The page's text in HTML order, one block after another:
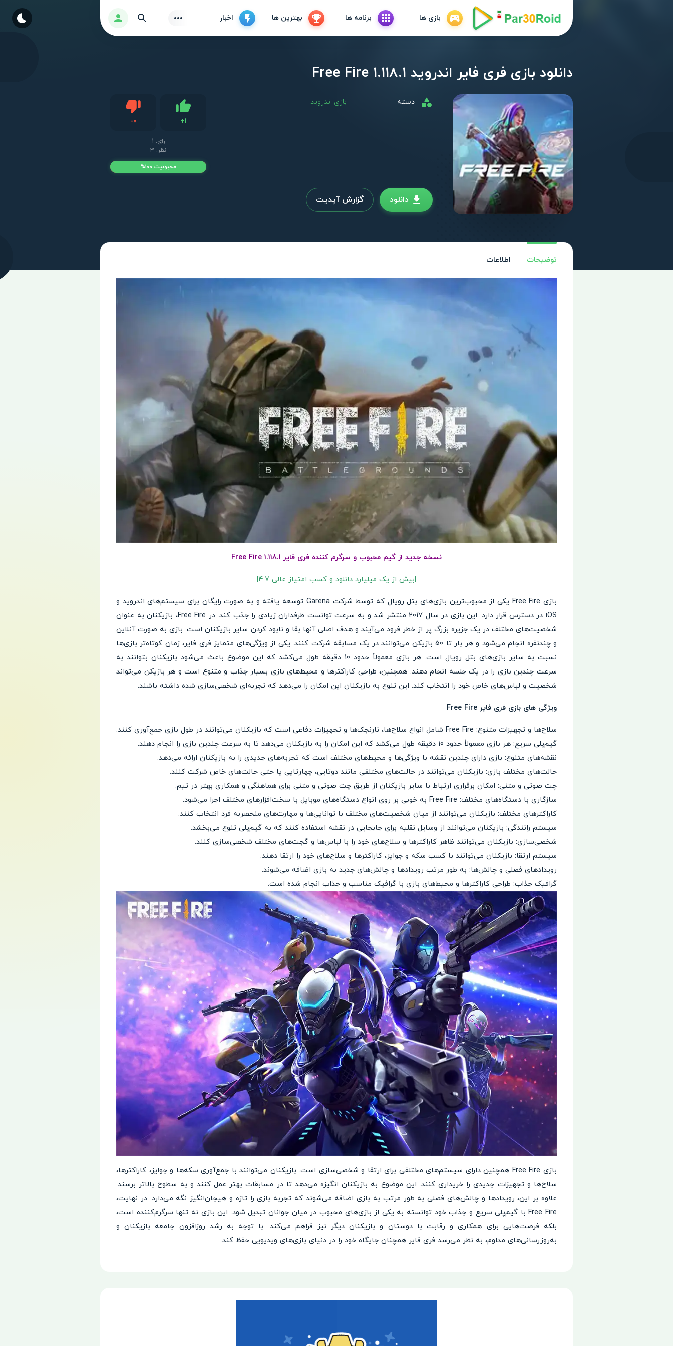
بازی ها برنامه ها بهترین ها اخبار ورود Find
دانلود بازی فری فایر اندروید Free Fire 1.118.1
دسته بازی اندروید
+1
لایک
-0دیس لایک
رای: 1
نظر: 3
محبوبیت 100%
دانلود گزارش آپدیت
توضیحات اطلاعات
نسخه جدید از گیم محبوب و سرگرم کننده فری فایر Free Fire 1.118.1
|بیش از یک میلیارد دانلود و کسب امتیاز عالی 4.7|
بازی Free Fire یکی از محبوب‌ترین بازی‌های بتل رویال که توسط شرکت Garena توسعه یافته و به صورت رایگان برای سیستم‌های اندروید و
iOS در دسترس قرار دارد. این بازی در سال 2017 منتشر شد و به سرعت توانست طرفداران زیادی را جذب کند. در Free Fire، بازیکنان به عنوان
شخصیت‌های مختلف در یک جزیره بزرگ پر از خطر فرود می‌آیند و هدف اصلی آنها بقا و نابود کردن سایر بازیکنان است. بازی به صورت آنلاین
و چندنفره انجام می‌شود و هر بار تا 50 بازیکن می‌توانند در یک مسابقه شرکت کنند. یکی از ویژگی‌های متمایز فری فایر، زمان کوتاه‌تر بازی‌ها
نسبت به سایر بازی‌های بتل رویال است. هر بازی معمولاً حدود 10 دقیقه طول می‌کشد که این موضوع باعث می‌شود بازیکنان بتوانند به
سرعت چندین بازی را در یک جلسه انجام دهند. همچنین، طراحی کاراکترها و محیط‌های بازی بسیار جذاب و متنوع است و هر بازیکن می‌تواند
شخصیت و لباس‌های خاص خود را انتخاب کند. این تنوع به بازیکنان این امکان را می‌دهد که تجربه‌ای شخصی‌سازی شده داشته باشند.
ویژگی های بازی فری فایر Free Fire
سلاح‌ها و تجهیزات متنوع: Free Fire شامل انواع سلاح‌ها، نارنجک‌ها و تجهیزات دفاعی است که بازیکنان می‌توانند در طول بازی جمع‌آوری کنند.
گیم‌پلی سریع: هر بازی معمولاً حدود 10 دقیقه طول می‌کشد که این امکان را به بازیکنان می‌دهد تا به سرعت چندین بازی را انجام دهند.
نقشه‌های متنوع: بازی دارای چندین نقشه با ویژگی‌ها و محیط‌های مختلف است که تجربه‌های جدیدی را به بازیکنان ارائه می‌دهد.
حالت‌های مختلف بازی: بازیکنان می‌توانند در حالت‌های مختلفی مانند دوتایی، چهارتایی یا حتی حالت‌های خاص شرکت کنند.
چت صوتی و متنی: امکان برقراری ارتباط با سایر بازیکنان از طریق چت صوتی و متنی برای هماهنگی و همکاری بهتر در تیم.
سازگاری با دستگاه‌های مختلف: Free Fire به خوبی بر روی انواع دستگاه‌های موبایل با سخت‌افزارهای مختلف اجرا می‌شود.
کاراکترهای مختلف: بازیکنان می‌توانند از میان شخصیت‌های مختلف با توانایی‌ها و مهارت‌های منحصربه فرد انتخاب کنند.
سیستم رانندگی: بازیکنان می‌توانند از وسایل نقلیه برای جابجایی در نقشه استفاده کنند که به گیم‌پلی تنوع می‌بخشد.
شخصی‌سازی: بازیکنان می‌توانند ظاهر کاراکترها و سلاح‌های خود را با لباس‌ها و گجت‌های مختلف شخصی‌سازی کنند.
سیستم ارتقا: بازیکنان می‌توانند با کسب سکه و جوایز، کاراکترها و سلاح‌های خود را ارتقا دهند.
رویدادهای فصلی و چالش‌ها: به طور مرتب رویدادها و چالش‌های جدید به بازی اضافه می‌شوند.
گرافیک جذاب: طراحی کاراکترها و محیط‌های بازی با گرافیک مناسب و جذاب انجام شده است.
بازی Free Fire همچنین دارای سیستم‌های مختلفی برای ارتقا و شخصی‌سازی است. بازیکنان می‌توانند با جمع‌آوری سکه‌ها و جوایز، کاراکترها،
سلاح‌ها و تجهیزات جدیدی را خریداری کنند. این موضوع به بازیکنان انگیزه می‌دهد تا در مسابقات بهتر عمل کنند و به سطوح بالاتر برسند.
علاوه بر این، رویدادها و چالش‌های فصلی به طور مرتب به بازی اضافه می‌شوند که تجربه بازی را تازه و هیجان‌انگیز نگه می‌دارد. در نهایت،
Free Fire با گیم‌پلی سریع و جذاب خود توانسته به یکی از بازی‌های محبوب در میان جوانان تبدیل شود. این بازی نه تنها سرگرم‌کننده است،
بلکه فرصت‌هایی برای همکاری و رقابت با دوستان و بازیکنان دیگر نیز فراهم می‌کند. با توجه به رشد روزافزون جامعه بازیکنان و
به‌روزرسانی‌های مداوم، به نظر می‌رسد فری فایر همچنان جایگاه خود را در دنیای بازی‌های ویدیویی حفظ کند.